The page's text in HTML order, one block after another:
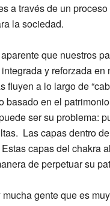
a través de un
la sociedad.
que nuestros
y reforzada
fluyen a lo largo de
basado en el
ser su problema:
Las capas dentro
capas del chakra
de perpetuar su
gente que es